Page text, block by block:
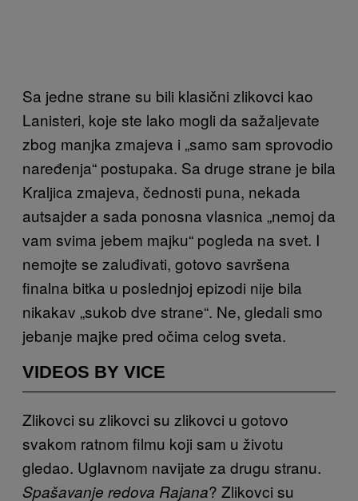
Sa jedne strane su bili klasični zlikovci kao
Lanisteri, koje ste lako mogli da sažaljevate
zbog manjka zmajeva i „samo sam sprovodio
naređenja“ postupaka. Sa druge strane je bila
Kraljica zmajeva, čednosti puna, nekada
autsajder a sada ponosna vlasnica „nemoj da
vam svima jebem majku“ pogleda na svet. I
nemojte se zaluđivati, gotovo savršena
finalna bitka u poslednjoj epizodi nije bila
nikakav „sukob dve strane“. Ne, gledali smo
jebanje majke pred očima celog sveta.
VIDEOS BY VICE
Zlikovci su zlikovci su zlikovci u gotovo
svakom ratnom filmu koji sam u životu
gledao. Uglavnom navijate za drugu stranu.
Spašavanje redova Rajana? Zlikovci su